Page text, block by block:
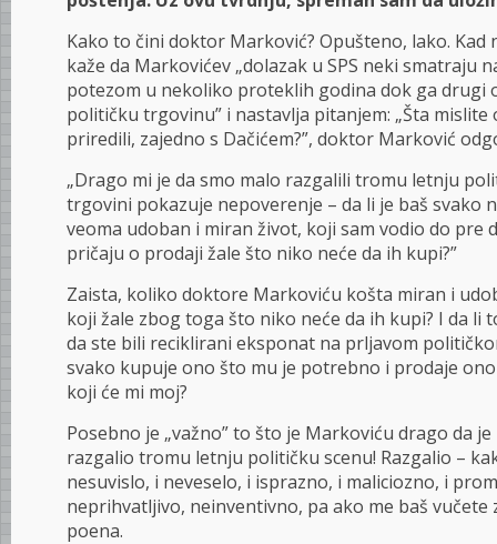
Kako to čini doktor Marković? Opušteno, lako.
kaže da Markovićev „dolazak u SPS neki smatraju
potezom u nekoliko proteklih godina dok ga drugi
političku trgovinu” i nastavlja pitanjem: „Šta
priredili, zajedno s Dačićem?”, doktor Marković
„Drago mi je da smo malo razgalili tromu letnju
trgovini pokazuje nepoverenje – da li je baš svako
veoma udoban i miran život, koji sam vodio do pre
pričaju o prodaji žale što niko neće da ih kupi?”
Zaista, koliko doktore Markoviću košta miran i
koji žale zbog toga što niko neće da ih kupi? I da li
da ste bili reciklirani eksponat na prljavom
svako kupuje ono što mu je potrebno i prodaje
koji će mi moj?
Posebno je „važno” to što je Markoviću drago da
razgalio tromu letnju političku scenu! Razgalio –
nesuvislo, i neveselo, i isprazno, i maliciozno, i
neprihvatljivo, neinventivno, pa ako me baš vučete
poena.